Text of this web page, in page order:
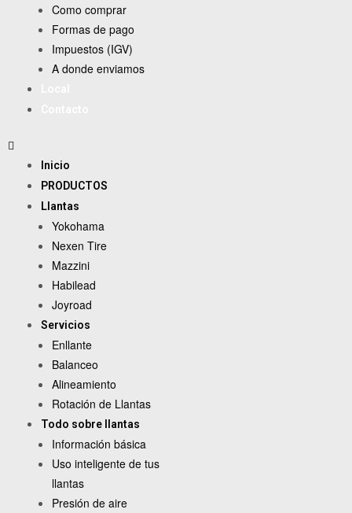
Como comprar
Formas de pago
Impuestos (IGV)
A donde enviamos
Inicio
PRODUCTOS
Llantas
Yokohama
Nexen Tire
Mazzini
Habilead
Joyroad
Servicios
Enllante
Balanceo
Alineamiento
Rotación de Llantas
Todo sobre llantas
Información básica
Uso inteligente de tus
llantas
Presión de aire